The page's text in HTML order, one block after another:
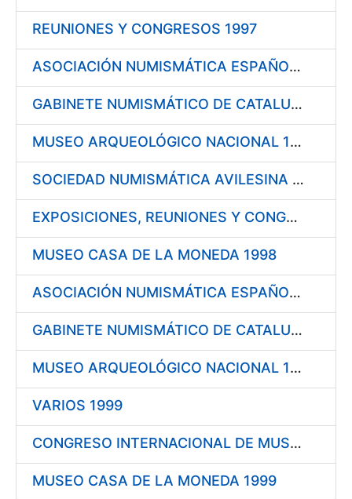
REUNIONES Y CONGRESOS 1997
ASOCIACIÓN NUMISMÁTICA ESPAÑOLA 1998
GABINETE NUMISMÁTICO DE CATALUÑA 1998
MUSEO ARQUEOLÓGICO NACIONAL 1998
SOCIEDAD NUMISMÁTICA AVILESINA 1998
EXPOSICIONES, REUNIONES Y CONGRESOS 1998
MUSEO CASA DE LA MONEDA 1998
ASOCIACIÓN NUMISMÁTICA ESPAÑOLA 1999
GABINETE NUMISMÁTICO DE CATALUÑA 1999
MUSEO ARQUEOLÓGICO NACIONAL 1999
VARIOS 1999
CONGRESO INTERNACIONAL DE MUSEOLOGÍA DEL DINERO 1999
MUSEO CASA DE LA MONEDA 1999